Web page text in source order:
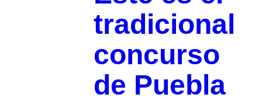
tradicional
concurso
de Puebla